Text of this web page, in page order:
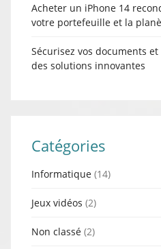
Acheter un iPhone 14
votre portefeuille et la
Sécurisez vos documents
des solutions innovantes
Catégories
Informatique (14)
Jeux vidéos (2)
Non classé (2)